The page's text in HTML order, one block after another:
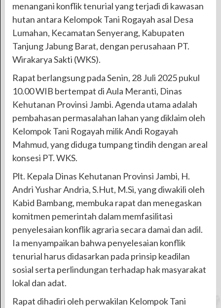
menangani konflik tenurial yang terjadi di kawasan
hutan antara Kelompok Tani Rogayah asal Desa
Lumahan, Kecamatan Senyerang, Kabupaten
Tanjung Jabung Barat, dengan perusahaan PT.
Wirakarya Sakti (WKS).
Rapat berlangsung pada Senin, 28 Juli 2025 pukul
10.00 WIB bertempat di Aula Meranti, Dinas
Kehutanan Provinsi Jambi. Agenda utama adalah
pembahasan permasalahan lahan yang diklaim oleh
Kelompok Tani Rogayah milik Andi Rogayah
Mahmud, yang diduga tumpang tindih dengan areal
konsesi PT. WKS.
Plt. Kepala Dinas Kehutanan Provinsi Jambi, H.
Andri Yushar Andria, S.Hut, M.Si, yang diwakili oleh
Kabid Bambang, membuka rapat dan menegaskan
komitmen pemerintah dalam memfasilitasi
penyelesaian konflik agraria secara damai dan adil.
Ia menyampaikan bahwa penyelesaian konflik
tenurial harus didasarkan pada prinsip keadilan
sosial serta perlindungan terhadap hak masyarakat
lokal dan adat.
Rapat dihadiri oleh perwakilan Kelompok Tani